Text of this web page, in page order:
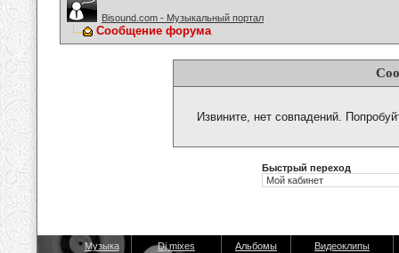
Bisound.com - Музыкальный портал
Сообщение форума
Извините, нет совпадений.
Быстрый переход
Музыка Dj mixes Альбомы Видеоклипы